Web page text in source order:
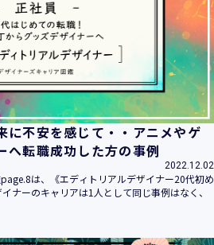
いきます。また、万一の際には速や
。
関する苦情及び相談に対しては、迅
す。
トシステムは、当社を取り巻く環境
適時・適切に見直して継続的に改善
るお問合せ先 兼 個人情報に関する苦
人情報保護管理責任者 安部 洋平
笹塚1-55-7 マルエスファーストビ
に不安を感じて・・アニメやゲ
へ転職成功した方の事例
2022.12.02
は、《エディトリアルデザイナー20代初め
ナーのキャリアは1人として同じ事例はなく、